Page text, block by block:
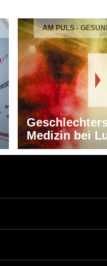
AM PULS -
Medizin bei